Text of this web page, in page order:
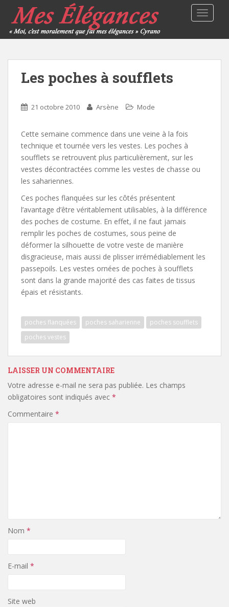
Les poches à soufflets
21 octobre 2010 Arsène Mode
Cette semaine commence dans une veine à la fois
technique et tournée vers les vestes. Les poches à
soufflets se retrouvent plus particulièrement, sur les
vestes décontractées comme les vestes de chasse ou
les sahariennes.
Ces poches flanquées sur les côtés présentent
l’avantage d’être véritablement utilisables, à la différence
des poches de costume. En effet, il ne faut jamais
remplir les poches de costumes, sous peine de
déformer la silhouette de votre veste de manière
disgracieuse, mais aussi de plisser irrémédiablement les
passepoils. Les vestes ornées de poches à soufflets
sont dans la grande majorité des cas faites de tissus
épais et résistants.
poches flanquées poches saharienne
poches soufflets
poches vestes
LAISSER UN COMMENTAIRE
Votre adresse e-mail ne sera pas publiée. Les champs
obligatoires sont indiqués avec *
Commentaire *
Nom *
E-mail *
Site web